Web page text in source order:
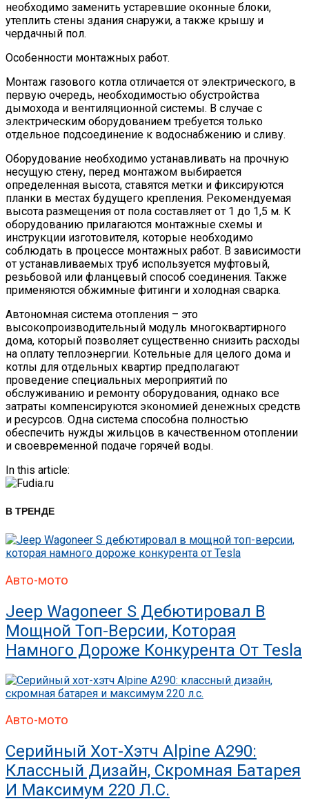
необходимо заменить устаревшие оконные блоки,
утеплить стены здания снаружи, а также крышу и
чердачный пол.
Особенности монтажных работ.
Монтаж газового котла отличается от электрического, в
первую очередь, необходимостью обустройства
дымохода и вентиляционной системы. В случае с
электрическим оборудованием требуется только
отдельное подсоединение к водоснабжению и сливу.
Оборудование необходимо устанавливать на прочную
несущую стену, перед монтажом выбирается
определенная высота, ставятся метки и фиксируются
планки в местах будущего крепления. Рекомендуемая
высота размещения от пола составляет от 1 до 1,5 м. К
оборудованию прилагаются монтажные схемы и
инструкции изготовителя, которые необходимо
соблюдать в процессе монтажных работ. В зависимости
от устанавливаемых труб используется муфтовый,
резьбовой или фланцевый способ соединения. Также
применяются обжимные фитинги и холодная сварка.
Автономная система отопления – это
высокопроизводительный модуль многоквартирного
дома, который позволяет существенно снизить расходы
на оплату теплоэнергии. Котельные для целого дома и
котлы для отдельных квартир предполагают
проведение специальных мероприятий по
обслуживанию и ремонту оборудования, однако все
затраты компенсируются экономией денежных средств
и ресурсов. Одна система способна полностью
обеспечить нужды жильцов в качественном отоплении
и своевременной подаче горячей воды.
In this article:
В ТРЕНДЕ
Авто-мото
Jeep Wagoneer S Дебютировал В
Мощной Топ-Версии, Которая
Намного Дороже Конкурента От Tesla
Авто-мото
Серийный Хот-Хэтч Alpine A290:
Классный Дизайн, Скромная Батарея
И Максимум 220 Л.с.